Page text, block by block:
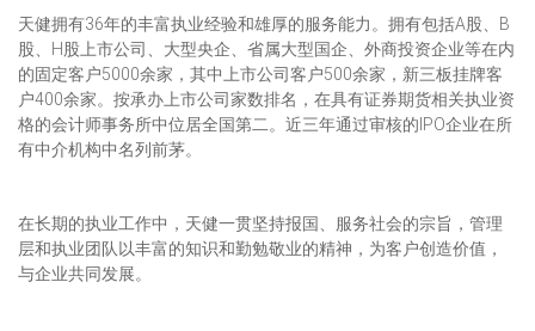
天健拥有36年的丰富执业经验和雄厚的服务能力。拥有包括A股、B
股、H股上市公司、大型央企、省属大型国企、外商投资企业等在内
的固定客户5000余家，其中上市公司客户500余家，新三板挂牌客
户400余家。按承办上市公司家数排名，在具有证券期货相关执业资
格的会计师事务所中位居全国第二。近三年通过审核的IPO企业在所
有中介机构中名列前茅。
在长期的执业工作中，天健一贯坚持报国、服务社会的宗旨，管理
层和执业团队以丰富的知识和勤勉敬业的精神，为客户创造价值，
与企业共同发展。